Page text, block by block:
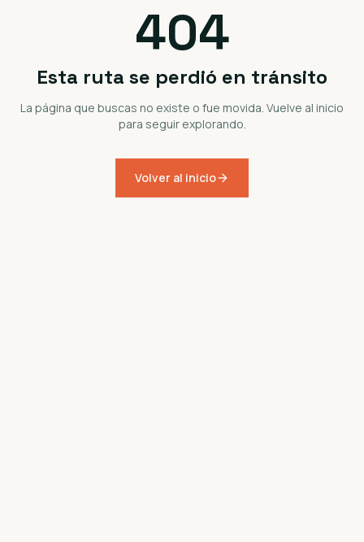
404
Esta ruta se perdió en tránsito
La página que buscas no existe o fue movida. Vuelve al inicio
para seguir explorando.
Volver al inicio